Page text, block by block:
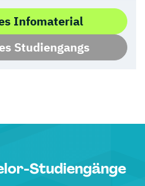
Infomaterial
Studiengangs
Studiengänge